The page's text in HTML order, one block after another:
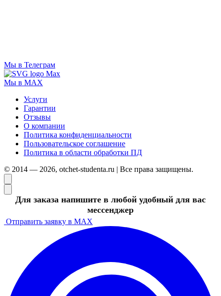
Мы в Телеграм
Мы в MAX
Услуги
Гарантии
Отзывы
О компании
Политика конфиденциальности
Пользовательское соглашение
Политика в области обработки ПД
© 2014 — 2026, otchet-studenta.ru | Все права защищены.
Для заказа напишите в любой удобный для вас
мессенджер
Отправить заявку в MAX